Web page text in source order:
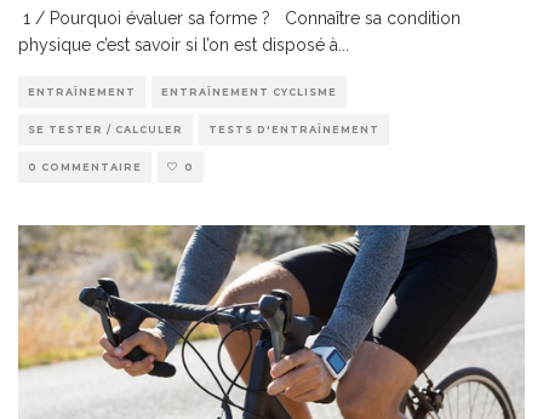
1 / Pourquoi évaluer sa forme ? Connaître sa condition
physique c’est savoir si l’on est disposé à
ENTRAÎNEMENT ENTRAÎNEMENT CYCLISME
SE TESTER / CALCULER TESTS D'ENTRAÎNEMENT
0 COMMENTAIRE 0